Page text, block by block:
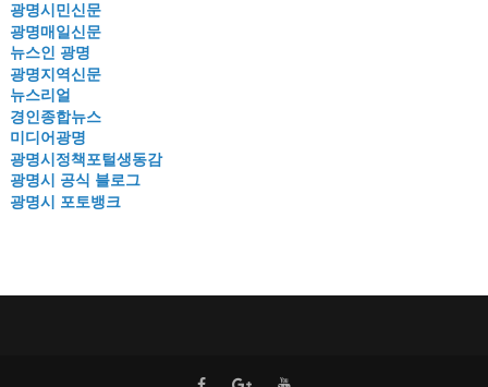
광명시민신문
광명매일신문
뉴스인 광명
광명지역신문
뉴스리얼
경인종합뉴스
미디어광명
광명시정책포털생동감
광명시 공식 블로그
광명시 포토뱅크